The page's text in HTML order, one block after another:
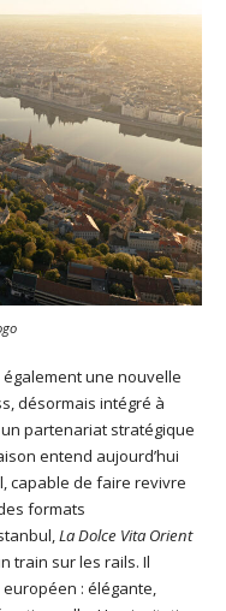
une nouvelle
désormais intégré à
un partenariat stratégique
entend aujourd’hui
capable de faire revivre
formats
La Dolce Vita Orient
train sur les rails. Il
: élégante,